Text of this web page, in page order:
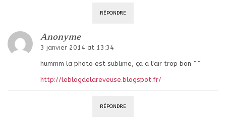
RÉPONDRE
Anonyme
3 janvier 2014 at 13:34
hummm la photo est sublime, ça a l'air trop bon ^^
http://leblogdelareveuse.blogspot.fr/
RÉPONDRE